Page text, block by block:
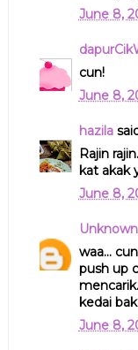
June 8,
cun!
June 8,
hazila
Rajin
kat akak
June 8,
Unknown
waa...
push up
kedai
June 8,